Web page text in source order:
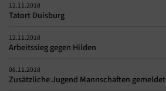
12.11.2018
Tatort Duisburg
12.11.2018
Arbeitssieg gegen Hilden
06.11.2018
Zusätzliche Jugend Mannschaften gemeldet